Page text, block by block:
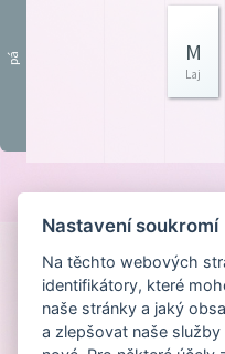
pá M
Laj
Nastavení soukromí
Na těchto webových
identifikátory, které
naše stránky a jaký
a zlepšovat naše